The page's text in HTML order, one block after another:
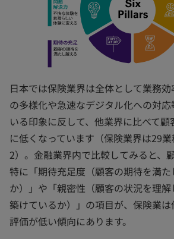
日本では保険業界は全体として業務
の多様化や急速なデジタル化への対
いる印象に反して、他業界に比べて
に低くなっています（保険業界は29
2）。金融業界内で比較してみると、
特に「期待充足度（顧客の期待を満
か）」や「親密性（顧客の状況を理
築けているか）」の項目が、保険業
評価が低い傾向にあります。